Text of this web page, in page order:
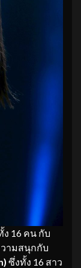
16 คน กับ
ามสนุกกับ
ซึ่งทั้ง 16 สาว